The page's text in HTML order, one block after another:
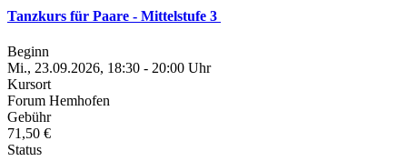
Tanzkurs für Paare - Mittelstufe 3
Beginn
Mi., 23.09.2026, 18:30 - 20:00 Uhr
Kursort
Forum Hemhofen
Gebühr
71,50 €
Status